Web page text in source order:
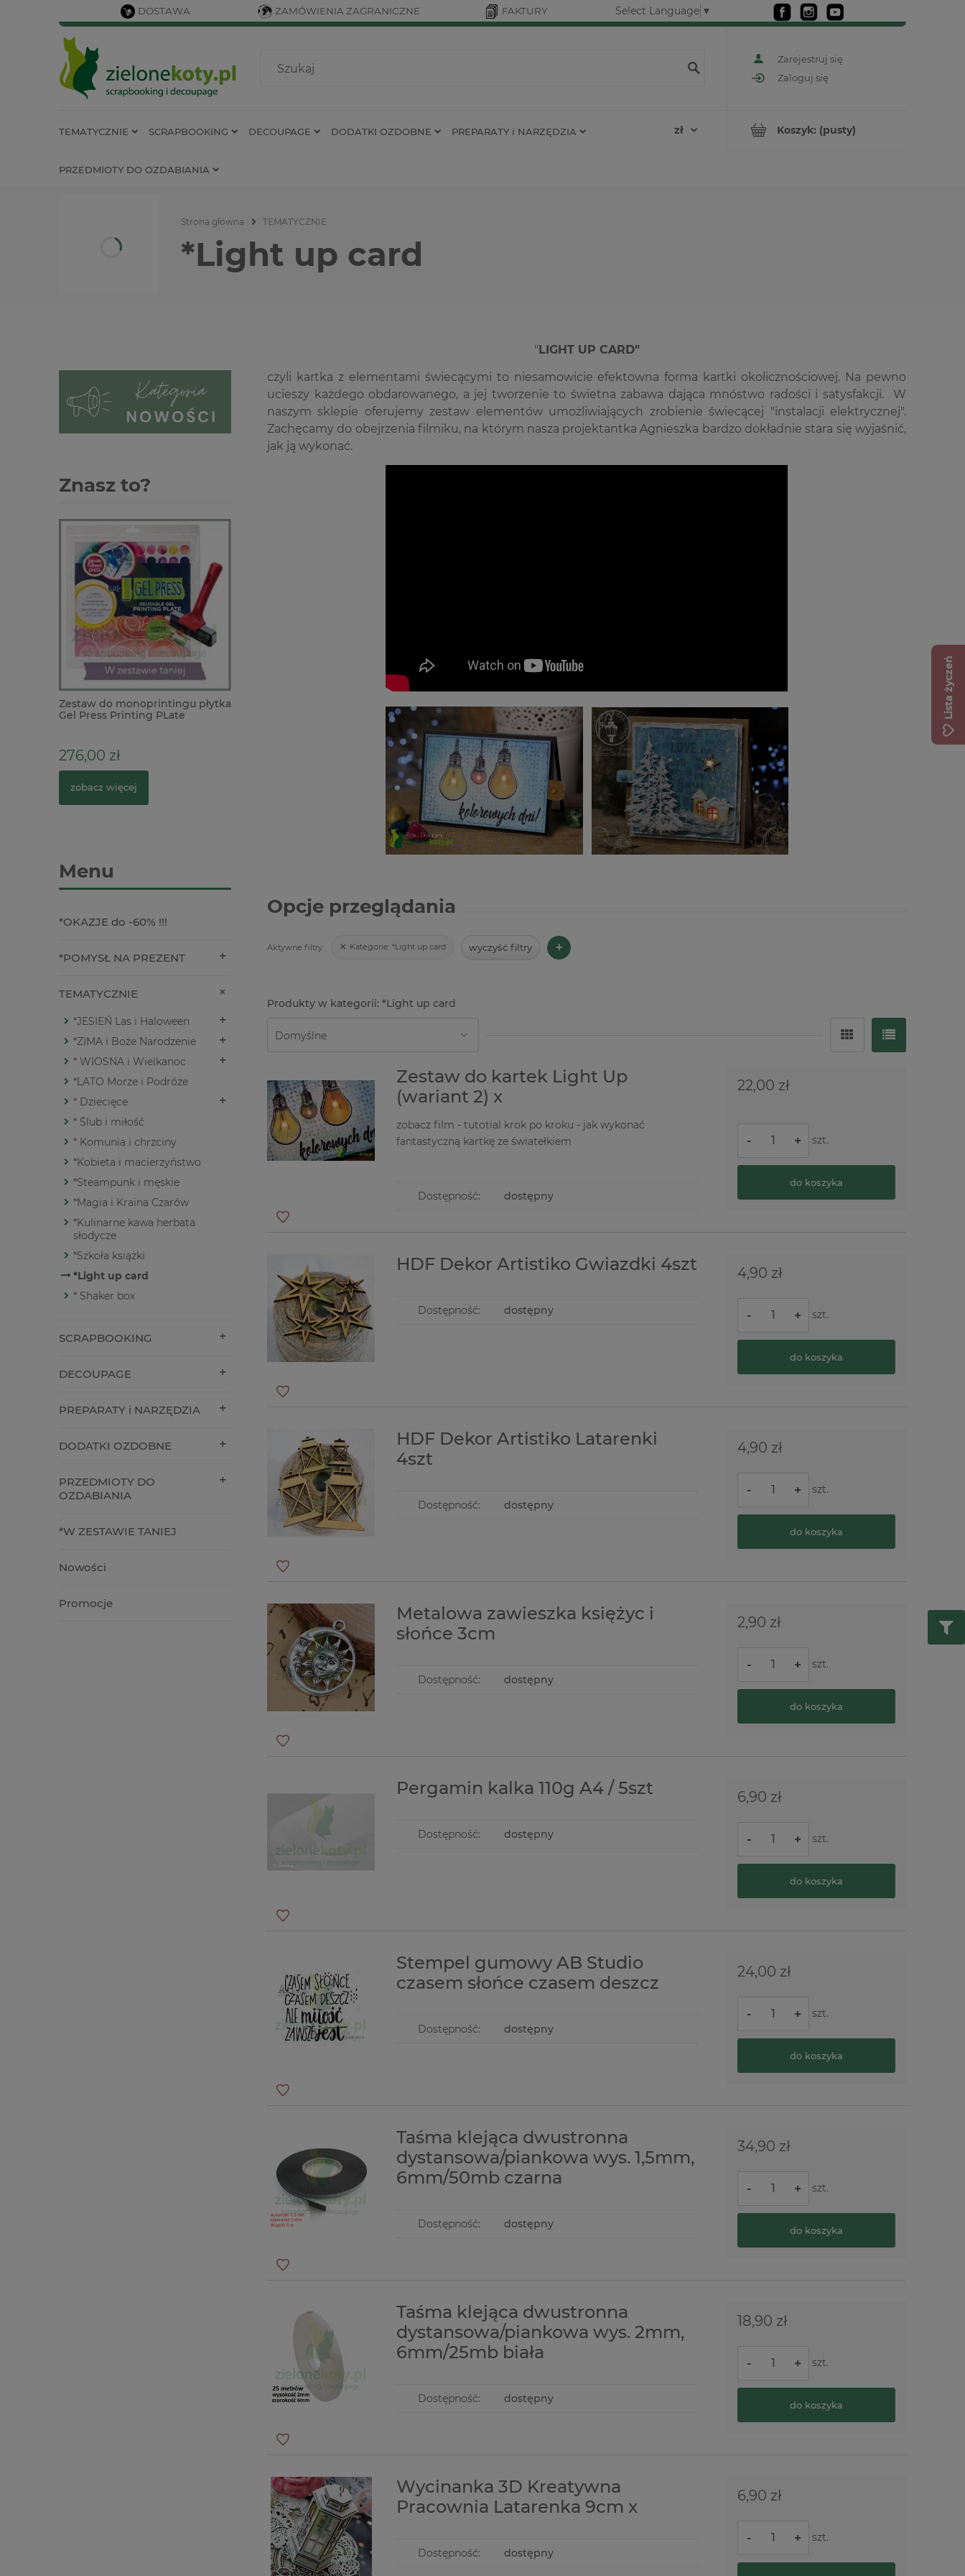
DOSTAWA ZAMÓWIENIA ZAGRANICZNE FAKTURY Select Language ▼
Zarejestruj się
Zaloguj się
Koszyk: (pusty)
TEMATYCZNIE SCRAPBOOKING DECOUPAGE DODATKI OZDOBNE PREPARATY i NARZĘDZIA
PRZEDMIOTY DO OZDABIANIA
Strona główna TEMATYCZNIE
*Light up card
Znasz to?
Zestaw do monoprintingu płytka
Gel Press Printing PLate
276,00 zł
zobacz więcej
MDF baza Kreatywna Pracownia
XI serce podłużne 16cm
5,90 zł
do koszyka
Puder do embossingu Wow!
Primary Ebony Ultra High gruby
transparentny czarny
16,90 zł
do koszyka
Menu
*OKAZJE do -60% !!!
*POMYSŁ NA PREZENT
TEMATYCZNIE
*JESIEŃ Las i Haloween
*ZIMA i Boże Narodzenie
* WIOSNA i Wielkanoc
*LATO Morze i Podróże
* Dziecięce
* Ślub i miłość
* Komunia i chrzciny
*Kobieta i macierzyństwo
*Steampunk i męskie
*Magia i Kraina Czarów
*Kulinarne kawa herbata
słodycze
*Szkoła książki
*Light up card
* Shaker box
SCRAPBOOKING
DECOUPAGE
PREPARATY i NARZĘDZIA
DODATKI OZDOBNE
PRZEDMIOTY DO
OZDABIANIA
*W ZESTAWIE TANIEJ
Nowości
Promocje
Opcje przeglądania
Aktywne filtry: Kategorie: *Light up card wyczyść filtry +
"LIGHT UP CARD"
czyli kartka z elementami świecącymi to niesamowicie efektowna forma kartki okolicznościowej. Na pewno
ucieszy każdego obdarowanego, a jej tworzenie to świetna zabawa dająca mnóstwo radości i satysfakcji. W
naszym sklepie oferujemy zestaw elementów umożliwiających zrobienie świecącej "instalacji elektrycznej".
Zachęcamy do obejrzenia filmiku, na którym nasza projektantka Agnieszka bardzo dokładnie stara się wyjaśnić,
jak ją wykonać.
*Light up card
Zestaw do kartek Light Up
(wariant 2) x
zobacz film - tutotial krok po kroku - jak wykonać
fantastyczną kartkę ze światełkiem
Dostępność: dostępny
22,00 zł
- + szt.
do koszyka
HDF Dekor Artistiko Gwiazdki 4szt
Dostępność: dostępny
4,90 zł
- + szt.
do koszyka
HDF Dekor Artistiko Latarenki
4szt
Dostępność: dostępny
4,90 zł
- + szt.
do koszyka
Metalowa zawieszka księżyc i
słońce 3cm
Dostępność: dostępny
2,90 zł
- + szt.
do koszyka
Pergamin kalka 110g A4 / 5szt
Dostępność: dostępny
6,90 zł
- + szt.
do koszyka
Stempel gumowy AB Studio
czasem słońce czasem deszcz
Dostępność: dostępny
24,00 zł
- + szt.
do koszyka
Taśma klejąca dwustronna
dystansowa/piankowa wys. 1,5mm,
6mm/50mb czarna
Dostępność: dostępny
34,90 zł
- + szt.
do koszyka
Taśma klejąca dwustronna
dystansowa/piankowa wys. 2mm,
6mm/25mb biała
Dostępność: dostępny
18,90 zł
- + szt.
do koszyka
Wycinanka 3D Kreatywna
Pracownia Latarenka 9cm x
Dostępność: dostępny
6,90 zł
- + szt.
Lista życzeń